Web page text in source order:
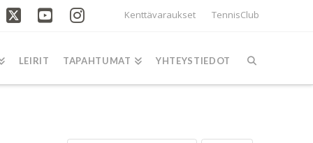
Kenttävaraukset TennisClub
X YouTubeInstagram
LEIRIT TAPAHTUMAT YHTEYSTIEDOT